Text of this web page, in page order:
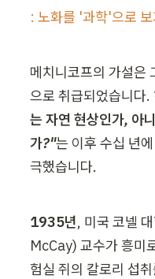
: 노화를 '과학'으로
메치니코프의 가설은
으로 취급되었습니다
는 자연 현상인가, 아
가?"는 이후 수십 년
극했습니다.
1935년, 미국 코넬
McCay) 교수가 흥미
험실 쥐의 칼로리 섭